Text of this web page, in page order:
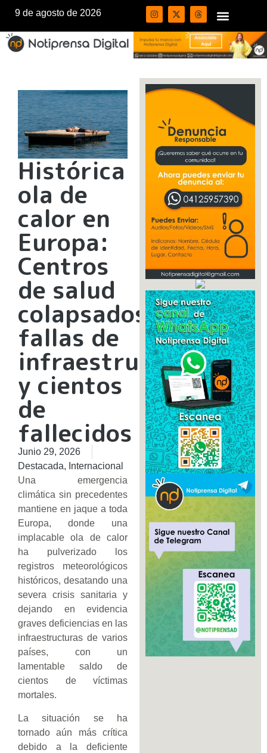
9 de agosto de 2026
Histórica
ola de
calor en
Europa:
Centros
de salud
colapsados,
fallas de
infraestructura
y cientos
de
fallecidos
Junio 29, 2026
Destacada, Internacional
Una emergencia
climática sin precedentes
mantiene en jaque a toda
Europa, donde una
implacable ola de calor
ha pulverizado los
registros meteorológicos
históricos, desatando una
severa crisis sanitaria y
dejando en evidencia
graves deficiencias en las
infraestructuras de varios
países, con un
lamentable saldo de
cientos de víctimas
mortales.
La situación se ha
tornado aún más crítica
debido a la deficiente